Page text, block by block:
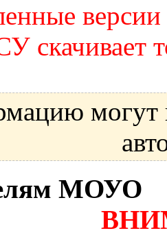
скачивает
могут
МОУО